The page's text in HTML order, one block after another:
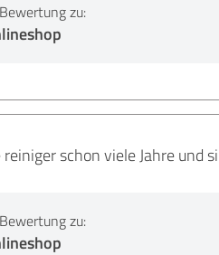
zu:
schon viele Jahre und
zu: